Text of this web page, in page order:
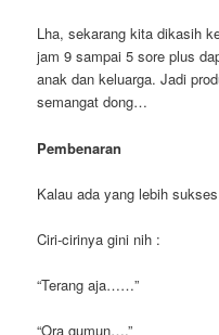
Lha, sekarang kita dikasih
jam 9 sampai 5 sore plus
anak dan keluarga. Jadi
semangat dong…
Pembenaran
Kalau ada yang lebih
Ciri-cirinya gini nih :
“Terang aja……”
“Ora gumun….”